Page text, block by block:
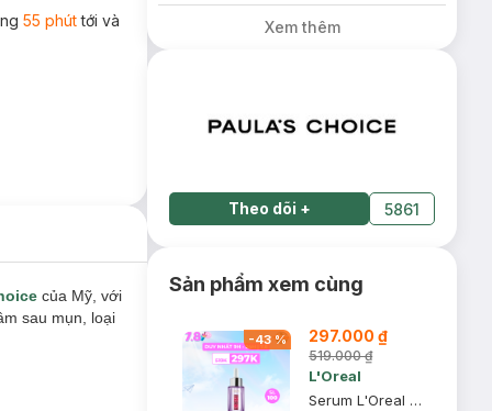
55 phúttới và
của Mỹ, với
sau mụn, loại
Xem thêm
Theo dõi + 5861
Sản phẩm xem cùng
-43% 297.000 ₫
519.000 ₫
L'Oreal
Serum L'Oreal Hyaluronic Acid Cấp Ẩm Sáng Da 30ml